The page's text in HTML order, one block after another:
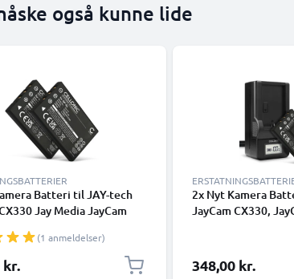
også kunne lide
Batteri til JAY-tech
Jay Media JayCam
batteri til kamera
(1 anmeldelser)
kr.
2x Nyt Kamera
JayCam CX330,
batteri til kamera
348,00 kr.